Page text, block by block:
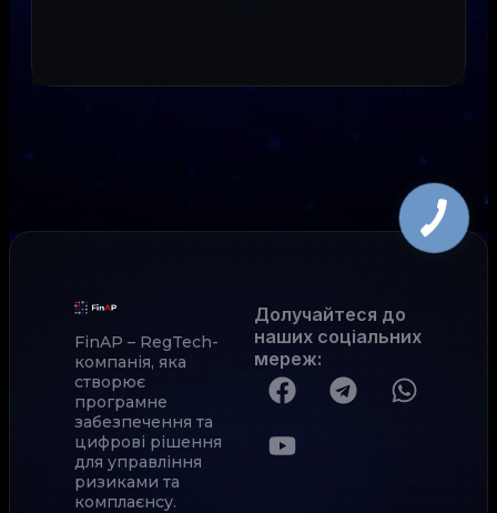
FinAP – RegTech-
компанія, яка
створює
програмне
забезпечення та
цифрові рішення
для управління
ризиками та
комплаєнсу.
Долучайтеся до
наших соціальних
мереж: